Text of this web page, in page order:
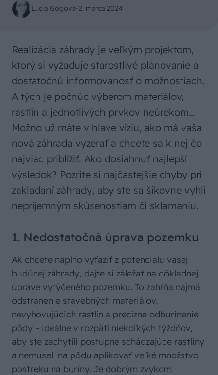
Lucia Gogová-2. marca 2024
Realizácia záhrady je veľkým projektom,
ktorý si vyžaduje starostlivé plánovanie a
dostatočnú informovanosť o možnostiach.
A tých je počnúc výberom materiálov,
rastlín a jednotlivých prvkov neúrekom…
Možno už máte v hlave víziu, ako má vaša
nová záhrada vyzerať a chcete sa k nej čo
najviac priblížiť. Ako dosiahnuť najlepší
výsledok? Pozrite si najčastejšie chyby pri
zakladaní záhrady, aby ste sa šikovne vyhli
nepríjemným skúsenostiam či sklamaniu.
1. Nedostatočná úprava pozemku
Ak chcete naplno vyťažiť z potenciálu vašej
budúcej záhrady, dajte si záležať na dôkladnej
úprave vytýčeného pozemku. To zahŕňa najmä
odstránenie stavebných materiálov,
nevyhovujúcich rastlín a precízne odburinenie
pôdy – ideálne v rozpätí niekoľkých týždňov,
aby ste zachytili postupne schádzajúce rastliny
a nemuseli na pôdu aplikovať veľké množstvo
postreku na buriny. Je dobrým zvykom